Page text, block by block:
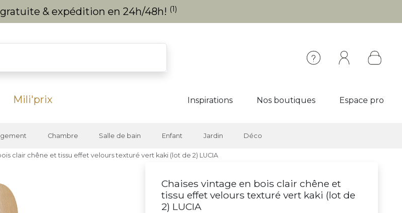
& expédition en 24h/48h! (1)
Mili'prix Inspirations Nos boutiques Espace pro
Chambre Salle de bain Enfant Jardin Déco
clair chêne et tissu effet velours texturé vert kaki (lot de 2) LUCIA
Chaises vintage en bois clair chêne et
tissu effet velours texturé vert kaki (lot de
2) LUCIA